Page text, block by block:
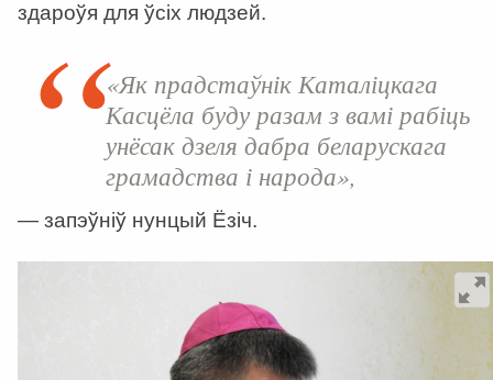
здароўя для ўсіх людзей.
«Як прадстаўнік Каталіцкага
Касцёла буду разам з вамі рабіць
унёсак дзеля дабра беларускага
грамадства і народа»,
— запэўніў нунцый Ёзіч.